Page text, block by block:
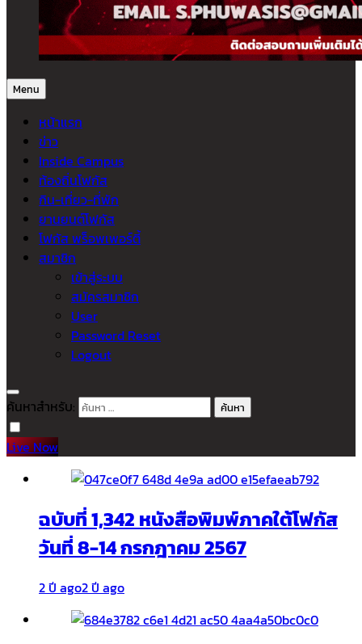
Menu
หน้าแรก
ข่าว
Inside Campus
ท้องถิ่นโฟกัส
กิน-เที่ยว-ที่พัก
ยานยนต์โฟกัส
โฟกัส พร็อพเพอร์ตี้
สมาชิก
เข้าสู่ระบบ
สมัครสมาชิก
User
Password Reset
Logout
ค้นหาสำหรับ:
Live Now
ฉบับที่ 1,342 หนังสือพิมพ์ภาคใต้โฟกัส
วันที่ 8-14 กรกฎาคม 2567
2 ปี ago2 ปี ago